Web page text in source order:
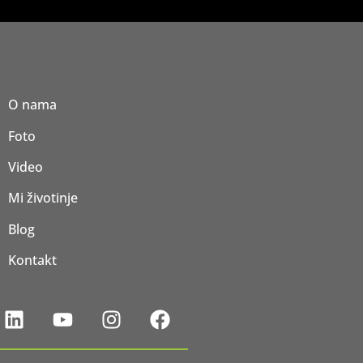
O nama
Foto
Video
Mi životinje
Blog
Kontakt